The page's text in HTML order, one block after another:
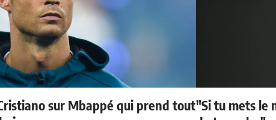
sur Mbappé qui prend tout"Si tu mets le